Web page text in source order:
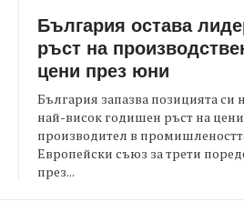
България остава
ръст на
цени през юни
България запазва позицията си
най-висок годишен ръст на
производител в
Европейски съюз за трети
през...